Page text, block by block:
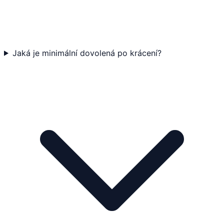
Jaká je minimální dovolená po krácení?